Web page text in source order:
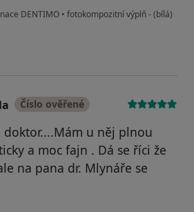
DENTIMO • fotokompozitní výplň - (bílá)
Číslo ověřené
doktor....Mám u něj plnou
a moc fajn . Dá se říci že
na pana dr. Mlynáře se